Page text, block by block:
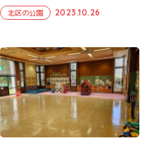
北区の公園 2023.10.26